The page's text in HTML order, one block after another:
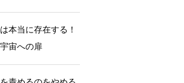
本当に存在する！
宙への扉